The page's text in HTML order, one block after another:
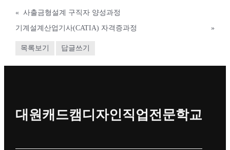
« 사출금형설계 구직자 양성과정
기계설계산업기사(CATIA) 자격증과정
»
목록보기 답글쓰기
대원캐드캠디자인직업전문학교